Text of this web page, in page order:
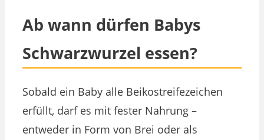
Ab wann dürfen Babys
Schwarzwurzel essen?
Sobald ein Baby alle Beikostreifezeichen
erfüllt, darf es mit fester Nahrung –
entweder in Form von Brei oder als